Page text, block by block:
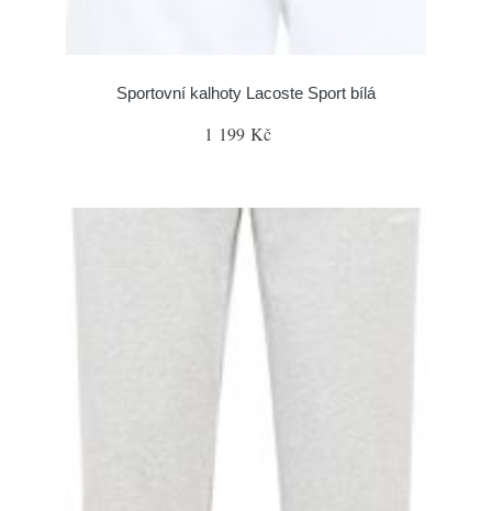
Sportovní kalhoty Lacoste Sport bílá
1 199 Kč